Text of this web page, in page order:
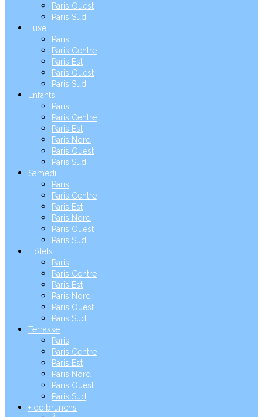
Paris Ouest
Paris Sud
Luxe
Paris
Paris Centre
Paris Est
Paris Ouest
Paris Sud
Enfants
Paris
Paris Centre
Paris Est
Paris Nord
Paris Ouest
Paris Sud
Samedi
Paris
Paris Centre
Paris Est
Paris Nord
Paris Ouest
Paris Sud
Hôtels
Paris
Paris Centre
Paris Est
Paris Nord
Paris Ouest
Paris Sud
Terrasse
Paris
Paris Centre
Paris Est
Paris Nord
Paris Ouest
Paris Sud
+ de brunchs